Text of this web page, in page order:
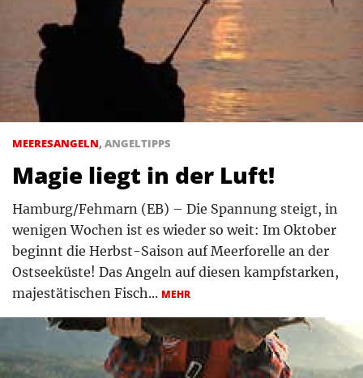
MEERESANGELN, ANGELTIPPS
Magie liegt in der Luft!
Hamburg/Fehmarn (EB) – Die Spannung steigt, in
wenigen Wochen ist es wieder so weit: Im Oktober
beginnt die Herbst-Saison auf Meerforelle an der
Ostseeküste! Das Angeln auf diesen kampfstarken,
majestätischen Fisch... MEHR